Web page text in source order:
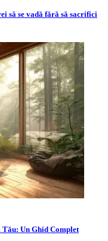
să se vadă fără să sacrifici
Un Ghid Complet